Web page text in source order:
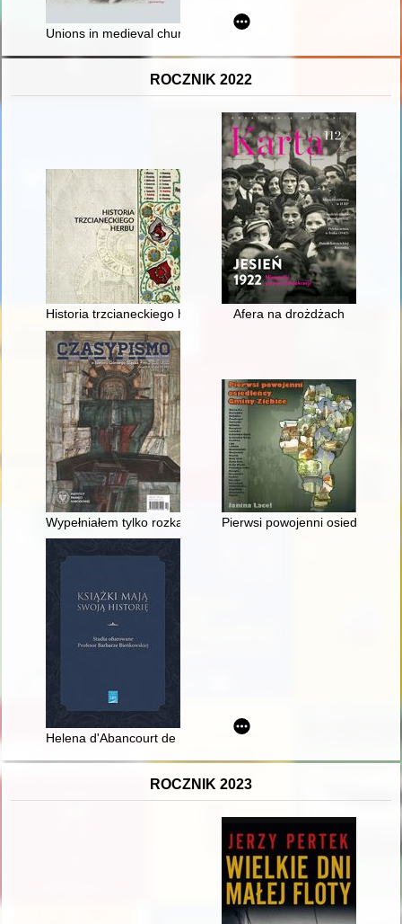
Unions in medieval church law as the basis for description of
ROCZNIK 2022
Historia trzcianeckiego herbu Afera na drożdżach
Wypełniałem tylko rozkazy..." : "dezynfektorzy" z Auschwitz
Pierwsi powojenni osiedleńcy
Helena d'Abancourt de Franqueville : bibliotekarka, historyk
ROCZNIK 2023